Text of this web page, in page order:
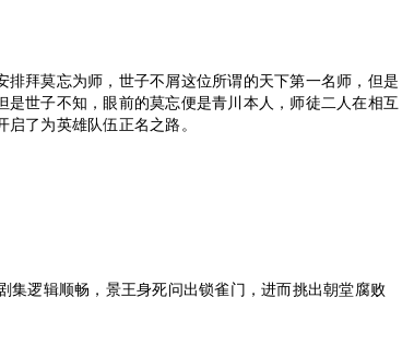
拜莫忘为师，世子不屑这位所谓的天下第一名师，但是
世子不知，眼前的莫忘便是青川本人，师徒二人在相互
了为英雄队伍正名之路。
集逻辑顺畅，景王身死问出锁雀门，进而挑出朝堂腐败